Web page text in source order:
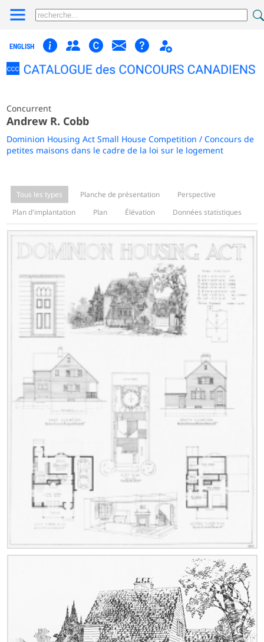
ENGLISH
Concurrent
Andrew R. Cobb
Dominion Housing Act Small House Competition / Concours de
petites maisons dans le cadre de la loi sur le logement
Tous les types Planche de présentation
Perspective
Plan d'implantation
Plan Élévation Données statistiques